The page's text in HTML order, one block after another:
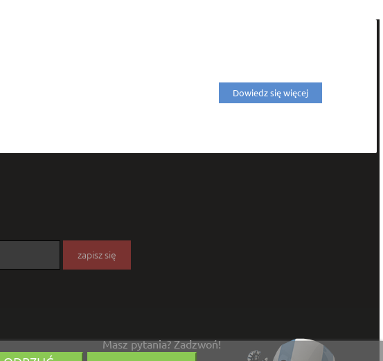
Dowiedz się więcej
Masz pytania? Zadzwoń!